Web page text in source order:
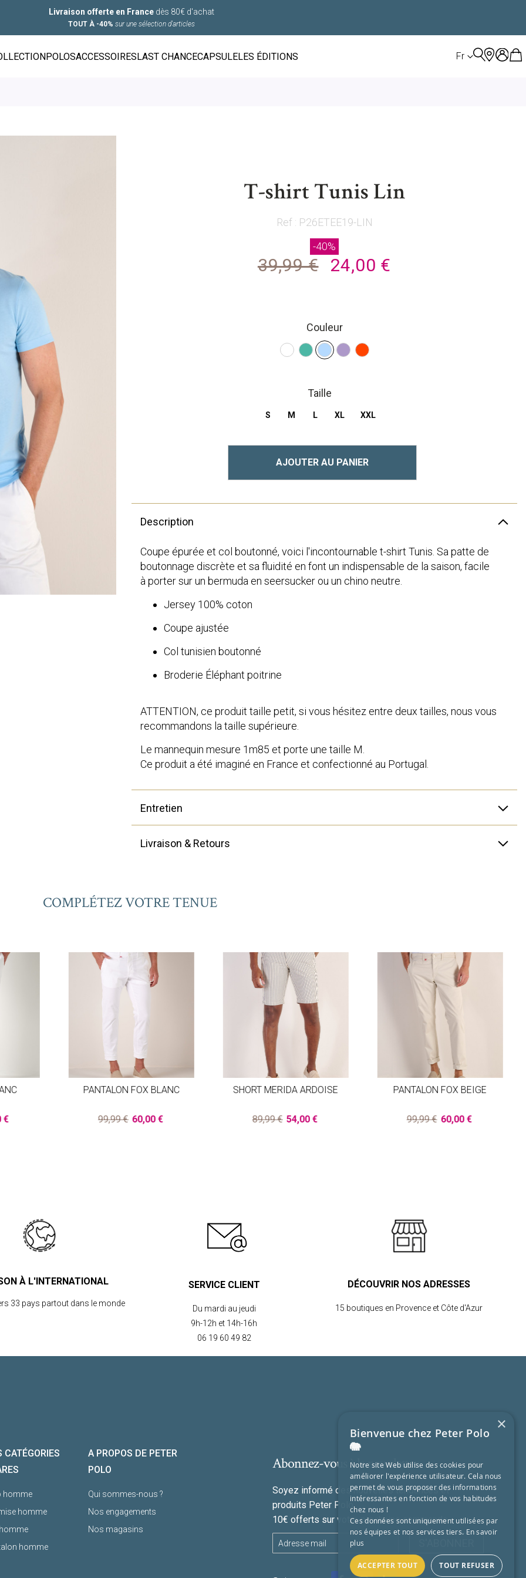
Livraison offerte en France dès 80€ d'achat
TOUT À -40% sur une sélection d'articles
POLOSACCESSOIRES LAST CHANCECAPSULELES ÉDITIONS LANGUE
Fr
T-shirt Tunis Lin
Ref : P26ETEE19-LIN
39,99 € 24,00 €
-40%
Couleur
Taille
S M L XL XXL
AJOUTER AU PANIER
Description
Coupe épurée et col boutonné, voici l'incontournable t-shirt Tunis. Sa patte de
boutonnage discrète et sa fluidité en font un indispensable de la saison, facile
à porter sur un bermuda en seersucker ou un chino neutre.
Jersey 100% coton
Coupe ajustée
Col tunisien boutonné
Broderie Éléphant poitrine
ATTENTION, ce produit taille petit, si vous hésitez entre deux tailles, nous vous
recommandons la taille supérieure.
Le mannequin mesure 1m85 et porte une taille M.
Ce produit a été imaginé en France et confectionné au Portugal.
Entretien
Livraison & Retours
COMPLÉTEZ VOTRE TENUE
€
PANTALON FOX BLANC
99,99 € 60,00 €
SHORT MERIDA ARDOISE
89,99 € 54,00 €
PANTALON FOX BEIGE
99,99 € 60,00 €
À L'INTERNATIONAL
33 pays partout dans le monde
SERVICE CLIENT
Du mardi au jeudi
9h-12h et 14h-16h
06 19 60 49 82
DÉCOUVRIR NOS ADRESSES
15 boutiques en Provence et Côte d'Azur
CATÉGORIES
homme
homme
homme
A PROPOS DE PETER
POLO
Qui sommes-nous ?
Nos engagements
Nos magasins
Abonnez-vous à la newsletter
Soyez informé des nouvelles tendances et
produits Peter Polo
10€ offerts sur votre prochaine commande
×
Bienvenue chez Peter Polo
🐘
Notre site Web utilise des cookies pour
améliorer l'expérience utilisateur. Cela nous
permet de vous proposer des informations
intéressantes en fonction de vos habitudes
chez nous !
Ces données sont uniquement utilisées par
nos équipes et nos services tiers. En savoir
plus
ACCEPTER TOUT TOUT REFUSER